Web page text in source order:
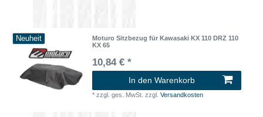
Neuheit
Moturo Sitzbezug für Kawasaki KX 110 DRZ 110
KX 65
10,84 € *
In den Warenkorb
*zzgl. ges. MwSt. zzgl.Versandkosten